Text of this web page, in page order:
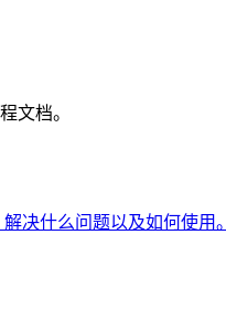
文档。
决什么问题以及如何使用。